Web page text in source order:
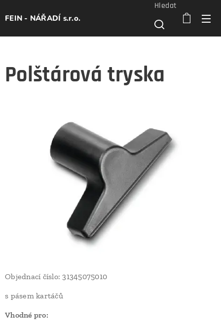
FEIN - NÁŘADÍ s.r.o.
Hledat
Polštárová tryska
Objednací číslo: 31345075010
s pásem kartáčů
Vhodné pro: